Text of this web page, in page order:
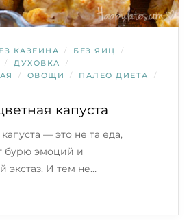
КАЗЕИНА / БЕЗ ЯИЦ /
/ ДУХОВКА /
/ ОВОЩИ / ПАЛЕО ДИЕТА /
капуста
— это не та еда,
бурю эмоций и
экстаз. И тем не…